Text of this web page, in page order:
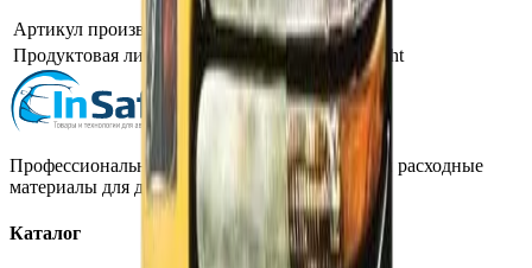
Артикул производителя
G3000
Продуктовая линейка / серия
Meguiars Headlight
Профессиональная автохимия, оборудование и расходные
материалы для детейлинга.
Каталог